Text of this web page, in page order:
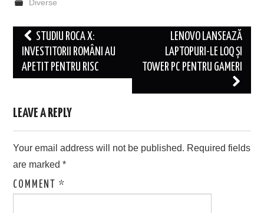
Diverse
Post
navigation
STUDIU ROCA X:
INVESTITORII ROMÂNI AU
APETIT PENTRU RISC
LENOVO LANSEAZĂ
LAPTOPURI-LE LOQ ȘI
TOWER PC PENTRU GAMERI
LEAVE A REPLY
Your email address will not be published. Required fields
are marked*
COMMENT*